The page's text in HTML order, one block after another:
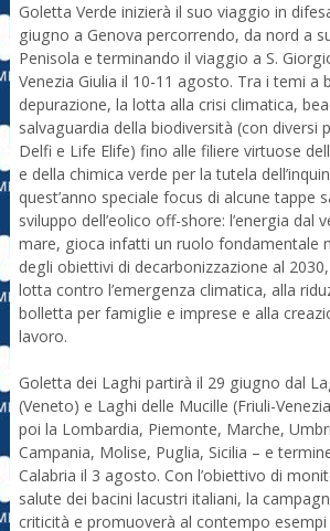
Goletta Verde inizierà il suo viaggio in
giugno a Genova percorrendo, da nord a
Penisola e terminando il viaggio a S.
Venezia Giulia il 10-11 agosto. Tra i temi a
depurazione, la lotta alla crisi climatica,
salvaguardia della biodiversità (con diversi
Delfi e Life Elife) fino alle filiere virtuose
e della chimica verde per la tutela
quest’anno speciale focus di alcune tappe
sviluppo dell’eolico off-shore: l’energia dal
mare, gioca infatti un ruolo fondamentale
degli obiettivi di decarbonizzazione al
lotta contro l’emergenza climatica, alla
bolletta per famiglie e imprese e alla
lavoro.
Goletta dei Laghi partirà il 29 giugno dal
(Veneto) e Laghi delle Mucille (Friuli-
poi la Lombardia, Piemonte, Marche,
Campania, Molise, Puglia, Sicilia – e
Calabria il 3 agosto. Con l’obiettivo di
salute dei bacini lacustri italiani, la
criticità e promuoverà al contempo